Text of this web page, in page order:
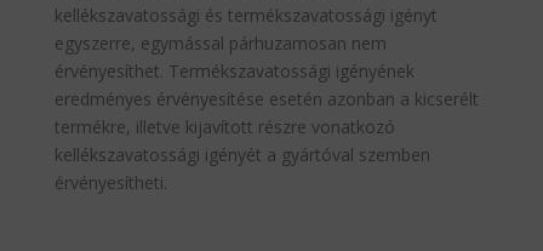
kellékszavatossági és termékszavatossági igényt
egyszerre, egymással párhuzamosan nem
érvényesíthet. Termékszavatossági igényének
eredményes érvényesítése esetén azonban a kicserélt
termékre, illetve kijavított részre vonatkozó
kellékszavatossági igényét a gyártóval szemben
érvényesítheti.